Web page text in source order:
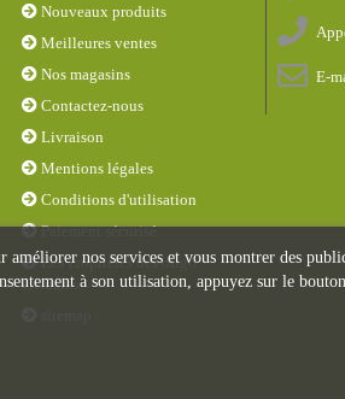
Nouveaux produits
Meilleures ventes
Nos magasins
Contactez-nous
Livraison
Mentions légales
Conditions d'utilisation
Paiement sécurisé
Les Propriétés des oligo
éléments
E-
nos services et vous montrer des
à son utilisation, appuyez sur le